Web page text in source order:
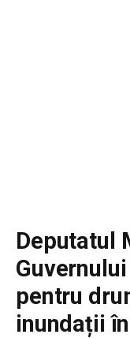
Deputatul
pentru
inundații